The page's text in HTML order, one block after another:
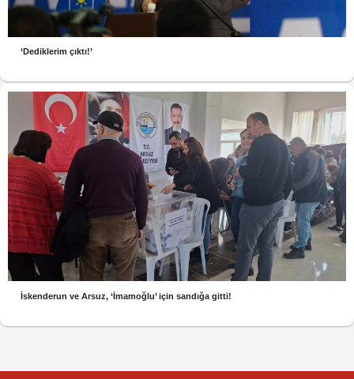
‘Dediklerim çıktı!’
İskenderun ve Arsuz, ‘İmamoğlu’ için sandığa gitti!